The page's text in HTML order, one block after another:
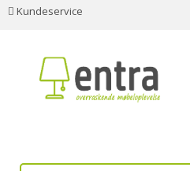
Kundeservice